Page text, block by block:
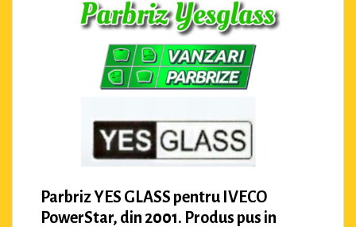
Parbriz YES GLASS pentru IVECO
PowerStar, din 2001. Produs pus in